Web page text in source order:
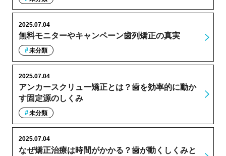
無料モニターやキャンペーン歯列矯正の真実
2025.07.04
未分類
アンカースクリュー矯正とは？歯を効率的に動か
す固定源のしくみ
2025.07.04
未分類
なぜ矯正治療は時間がかかる？歯が動くしくみと
2025.07.04